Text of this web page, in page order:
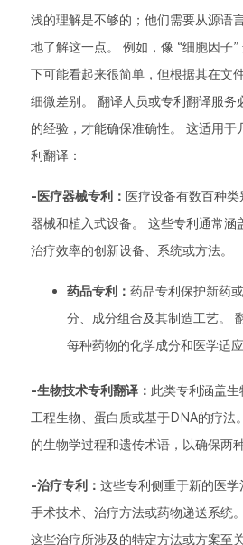
浅的理解是不够的；他们需要从源语
地了解这一点。 例如，像 “细胞因子
下可能看起来很简单，但根据其在文
细微差别。 翻译人员或专利翻译服务
的经验，才能确保准确性。 这适用于
利翻译：
-医疗器械专利： 医疗设备有数百种
器械和植入式设备。 这些专利通常涵
治疗效率的创新设备、系统或方法。
药品专利： 药品专利保护新药
分、成分组合及其制造工艺。
每种药物的化学成分和医学适应
-生物技术专利翻译： 此类专利涵盖
工程生物、蛋白质或基于DNA的疗法
的生物学过程和遗传术语，以确保两
-治疗专利： 这些专利侧重于新的医
手术技术、治疗方法或药物递送系统
这些治疗所涉及的特定方法或方案至关